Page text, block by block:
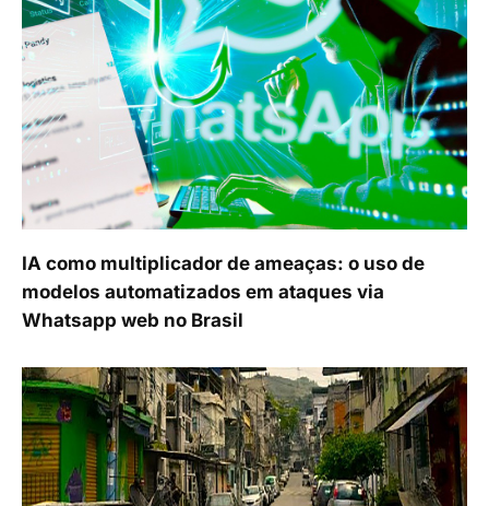
IA como multiplicador de ameaças: o uso de
modelos automatizados em ataques via
Whatsapp web no Brasil